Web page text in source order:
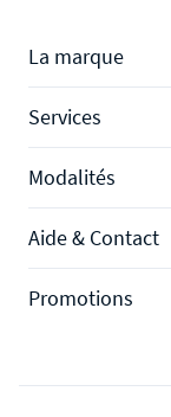
La marque
Services
Modalités
Aide & Contact
Promotions